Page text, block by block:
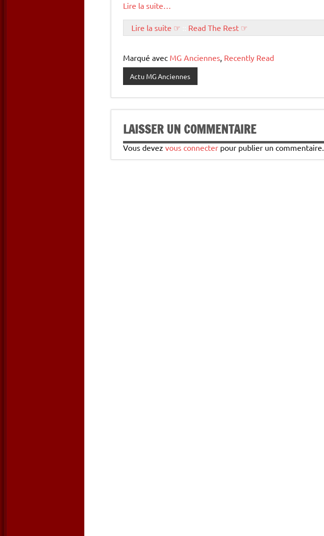
Lire la suite…
Lire la suite ☞ Read The Rest ☞
Marqué avec MG Anciennes, Recently Read
Actu MG Anciennes
LAISSER UN COMMENTAIRE
Vous devez vous connecter pour publier un commentaire.